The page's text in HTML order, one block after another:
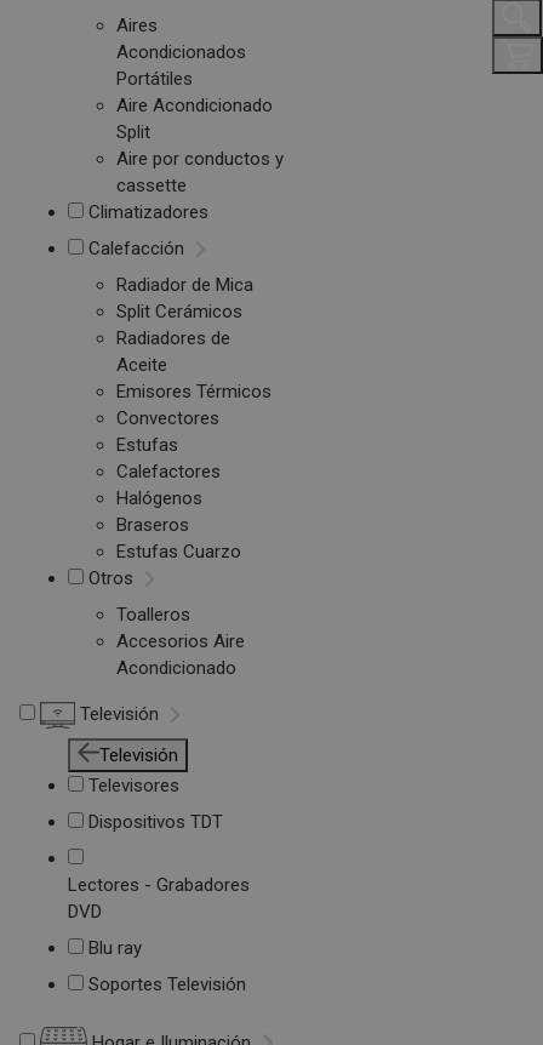
Aires
Acondicionados
Portátiles
Aire Acondicionado
Split
Aire por conductos y
cassette
Climatizadores
Calefacción
Radiador de Mica
Split Cerámicos
Radiadores de
Aceite
Emisores Térmicos
Convectores
Estufas
Calefactores
Halógenos
Braseros
Estufas Cuarzo
Otros
Toalleros
Accesorios Aire
Acondicionado
Televisión
Televisión
Televisores
Dispositivos TDT
Lectores - Grabadores
DVD
Blu ray
Soportes Televisión